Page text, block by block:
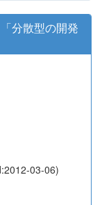
分散型の開発
03-06)